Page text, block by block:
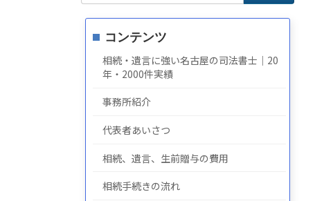
索:
コンテンツ
相続・遺言に強い名古屋の司法書士｜20
年・2000件実績
事務所紹介
代表者あいさつ
相続、遺言、生前贈与の費用
相続手続きの流れ